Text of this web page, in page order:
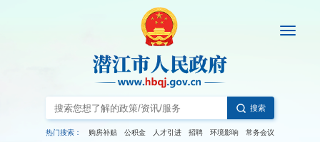
搜索
热门搜索： 购房补贴 公积金 人才引进 招聘 环境影响 常务会议